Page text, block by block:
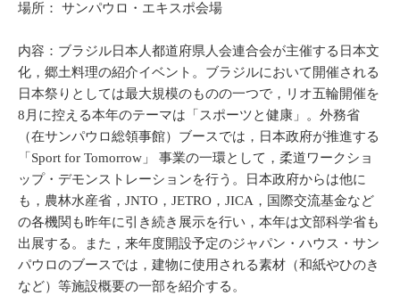
場所： サンパウロ・エキスポ会場
内容：ブラジル日本人都道府県人会連合会が主催する日本文
化，郷土料理の紹介イベント。ブラジルにおいて開催される
日本祭りとしては最大規模のものの一つで，リオ五輪開催を
8月に控える本年のテーマは「スポーツと健康」。外務省
（在サンパウロ総領事館）ブースでは，日本政府が推進する
「Sport for Tomorrow」 事業の一環として，柔道ワークショ
ップ・デモンストレーションを行う。日本政府からは他に
も，農林水産省，JNTO，JETRO，JICA，国際交流基金など
の各機関も昨年に引き続き展示を行い，本年は文部科学省も
出展する。また，来年度開設予定のジャパン・ハウス・サン
パウロのブースでは，建物に使用される素材（和紙やひのき
など）等施設概要の一部を紹介する。